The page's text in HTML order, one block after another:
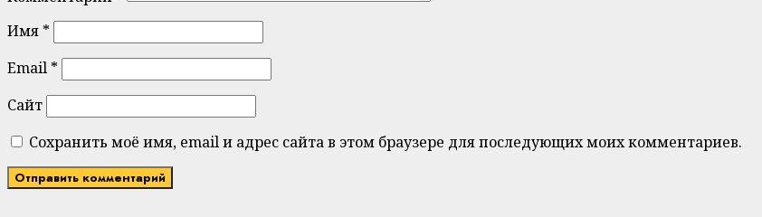
Имя *
Email *
Сайт
Сохранить моё имя, email и адрес сайта в этом браузере для последующих моих комментариев.